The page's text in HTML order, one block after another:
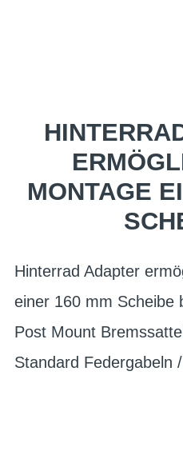
MONTAGE
Hinterrad Adapter
einer 160 mm Scheibe
Post Mount
Standard Federgabeln